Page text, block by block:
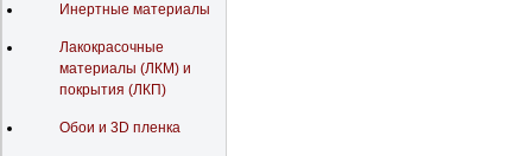
Инертные материалы
Лакокрасочные
материалы (ЛКМ) и
покрытия (ЛКП)
Обои и 3D пленка